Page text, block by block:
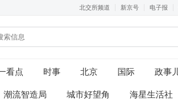
北交所频道 新京号 电子报
看点 时事 北京 国际 政事
潮流智造局 城市好望角 海星生活社